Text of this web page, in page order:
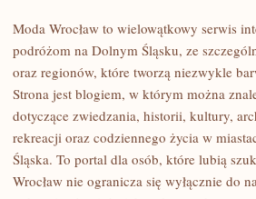
WROCŁAW
Moda Wrocław to wielowątkowy serwis
podróżom na Dolnym Śląsku, ze
oraz regionów, które tworzą niezwykle
Strona jest blogiem, w którym można
dotyczące zwiedzania, historii, kultury,
rekreacji oraz codziennego życia w
Śląska. To portal dla osób, które lubią
Wrocław nie ogranicza się wyłącznie do